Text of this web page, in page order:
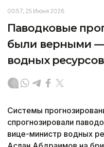
00:57, 25 Июня 2026
Паводковые
были верными
водных
Системы
спрогнозировали
вице-министр водных